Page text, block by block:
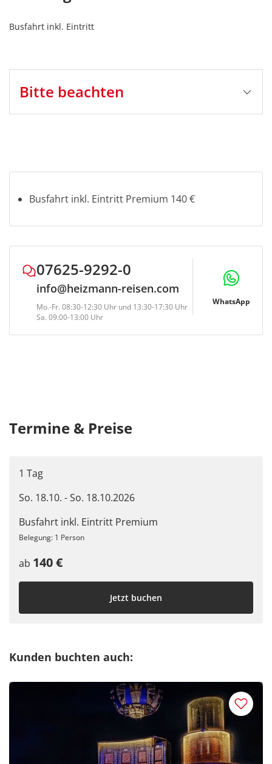
Busfahrt inkl. Eintritt
Bitte beachten
80%*
und Bahnfahrten, Mahlzeiten etc.)Ggf. können
Bearbeitungsgebühren in Höhe von € 10,- p.P.
Busfahrt inkl. Eintritt Premium 140 €
07625-9292-0
info@heizmann-reisen.com
Mo.-Fr. 08:30-12:30 Uhr und 13:30-17:30 Uhr
Sa. 09:00-13:00 Uhr
WhatsApp
Termine & Preise
1 Tag
So. 18.10. - So. 18.10.2026
Busfahrt inkl. Eintritt Premium
Belegung: 1 Person
ab 140 €
Jetzt buchen
Kunden buchten auch: